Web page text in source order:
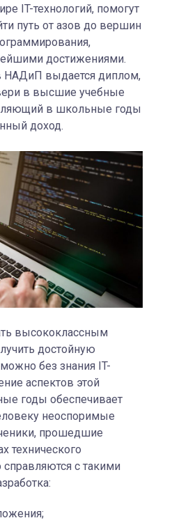
IT-технологий, помогут
путь от азов до вершин
достижениями.
НАДиП выдается диплом,
в высшие учебные
в школьные годы
доход.
высококлассным
достойную
без знания IT-
аспектов этой
годы обеспечивает
неоспоримые
прошедшие
технического
справляются с такими